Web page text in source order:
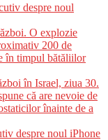
despre noul
O explozie
200 de
în timpul bătăliilor
în Israel, ziua 30.
că are nevoie de
înainte de a
despre noul iPhone